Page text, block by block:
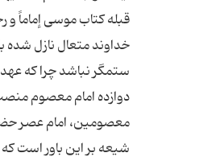
خداوند متعال نازل شده
دوازده امام معصوم
شیعه بر این باور است